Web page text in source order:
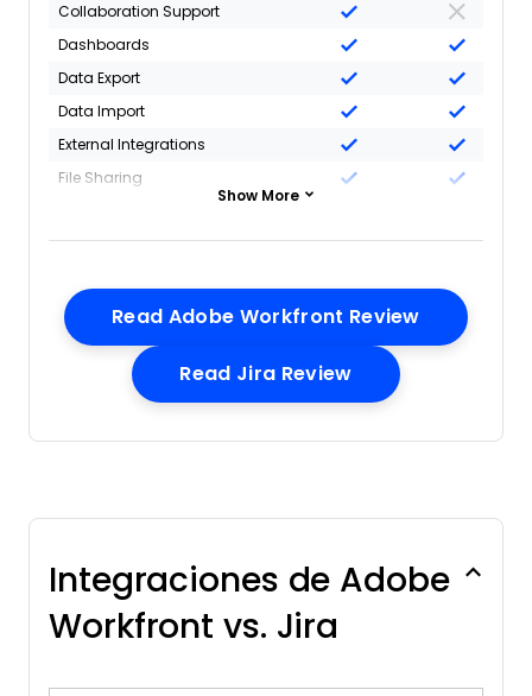
Collaboration Support
Dashboards
Data Export
Data Import
External Integrations
File Sharing
Kanban Boards
Notifications
Project Management
Task Scheduling/Tracking
Show More
Read Adobe Workfront ReviewOpens
Read Jira ReviewOpens New
Integraciones de Adobe
Workfront vs. Jira